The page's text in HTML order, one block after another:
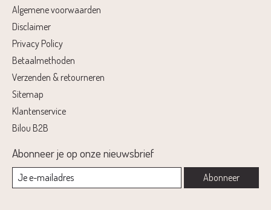
Algemene voorwaarden
Disclaimer
Privacy Policy
Betaalmethoden
Verzenden & retourneren
Sitemap
Klantenservice
Bilou B2B
Abonneer je op onze nieuwsbrief
Abonneer